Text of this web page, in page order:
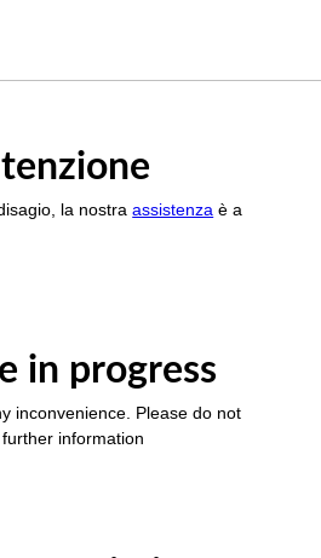
la nostraassistenza è a
in progress
inconvenience. Please do not
information